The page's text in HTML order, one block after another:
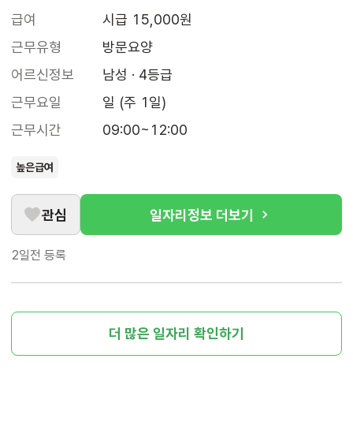
급여
시급 15,000원
근무유형
방문요양
어르신정보
남성 · 4등급
근무요일
일 (주 1일)
근무시간
09:00~12:00
높은급여
관심 일자리정보 더보기
2일전 등록
더 많은 일자리 확인하기